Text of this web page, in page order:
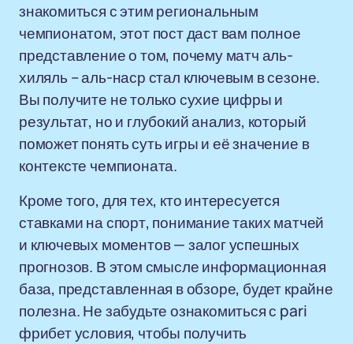
знакомиться с этим региональным
чемпионатом, этот пост даст вам полное
представление о том, почему матч аль-
хиляль – аль-наср стал ключевым в сезоне.
Вы получите не только сухие цифры и
результат, но и глубокий анализ, который
поможет понять суть игры и её значение в
контексте чемпионата.
Кроме того, для тех, кто интересуется
ставками на спорт, понимание таких матчей
и ключевых моментов — залог успешных
прогнозов. В этом смысле информационная
база, представленная в обзоре, будет крайне
полезна. Не забудьте ознакомиться с pari
фрибет условия, чтобы получить